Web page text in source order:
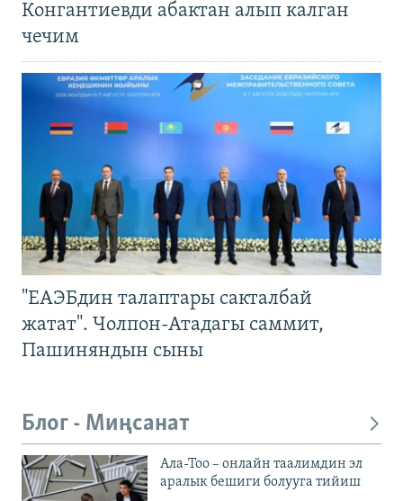
Конгантиевди абактан алып калган
чечим
"ЕАЭБдин талаптары сакталбай
жатат". Чолпон-Атадагы саммит,
Пашиняндын сыны
Блог - Миңсанат
Ала-Тоо – онлайн таалимдин эл
аралык бешиги болууга тийиш